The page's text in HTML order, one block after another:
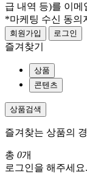
급 내역 등)를 이메
*마케팅 수신 동의
회원가입 로그인
즐겨찾기
상품
콘텐츠
상품검색
즐겨찾는 상품의
총 0개
로그인을 해주세요.